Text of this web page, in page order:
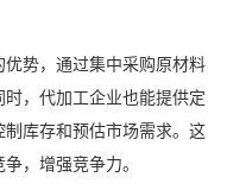
势，通过集中采购原材料
，代加工企业也能提供定
库存和预估市场需求。这
，增强竞争力。